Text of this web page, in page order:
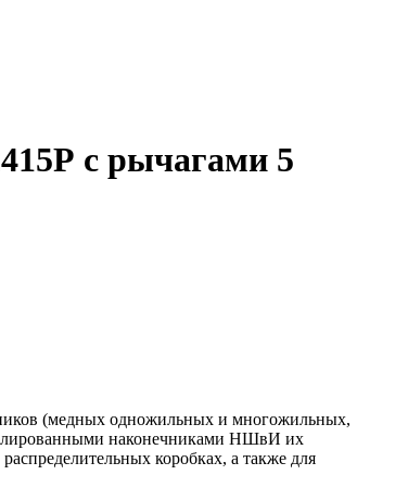
с рычагами 5
(медных одножильных и многожильных,
наконечниками НШвИ их
коробках, а также для